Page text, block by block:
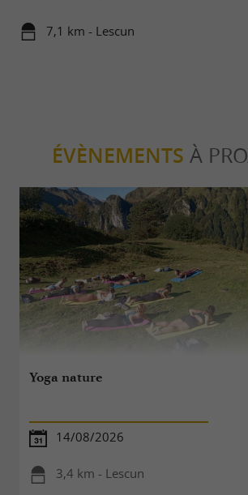
7,1 km - Lescun
ÉVÈNEMENTS À
Yoga nature
14/08/2026
3,4 km - Lescun